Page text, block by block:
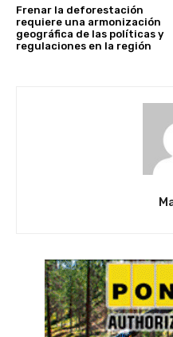
Frenar la deforestación
requiere una armonización
geográfica de las políticas y
regulaciones en la región